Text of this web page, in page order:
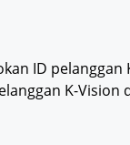
ID pelanggan
K-Vision